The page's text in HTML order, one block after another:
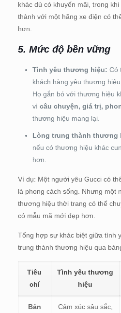
khác dù có khuyến mãi, trong
thành với một hãng xe điện có
hơn.
5. Mức độ bền vững
Tình yêu thương hiệu: Có
khách hàng yêu thương
Họ gắn bó với thương hiệu
vì câu chuyện, giá trị,
thương hiệu mang lại.
Lòng trung thành thương
nếu có thương hiệu khác
hơn.
Ví dụ: Một người yêu Gucci có
là phong cách sống. Nhưng một
thương hiệu thời trang có thể
có mẫu mã mới đẹp hơn.
Tổng hợp sự khác biệt giữa tình
trung thành thương hiệu qua
Tiêu
chí
Tình yêu thương
hiệu
Bản
Cảm xúc sâu sắc,